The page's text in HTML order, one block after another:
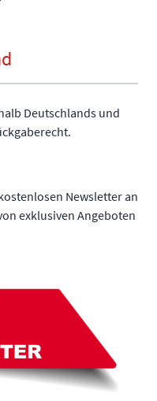
Deutschlands und
Newsletter an
exklusiven Angeboten